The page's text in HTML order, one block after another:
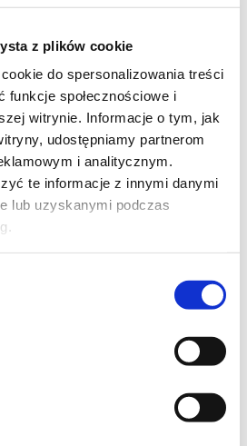
z plików cookie
do spersonalizowania treści
funkcje społecznościowe i
witrynie. Informacje o tym, jak
udostępniamy partnerom
i analitycznym.
te informacje z innymi danymi
lub uzyskanymi podczas
Czerwona Szpilka
Czerwona
Kontakt